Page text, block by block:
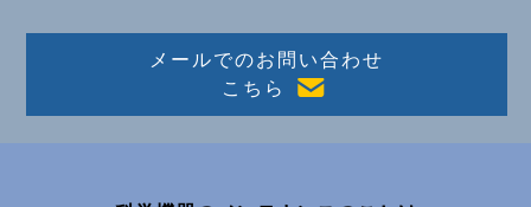
メールでのお問い合わせ
こちら